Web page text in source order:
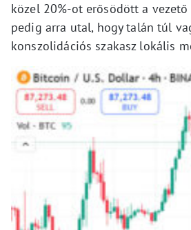
közel 20%-ot erősödött a
pedig arra utal, hogy talán túl
konszolidációs szakasz lokális